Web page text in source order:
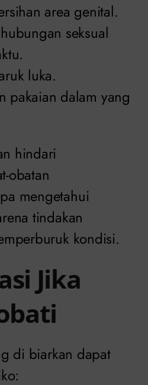
area genital.
seksual
luka.
pakaian dalam yang
hindari
obatan
mengetahui
tindakan
kondisi.
Jika
di biarkan dapat